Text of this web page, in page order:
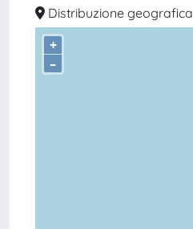
Distribuzione geografica
+
–